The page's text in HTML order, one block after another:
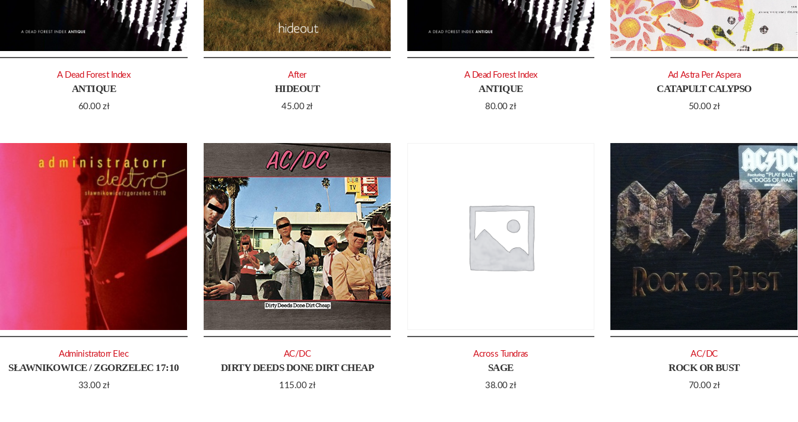
ANTIQUE
60.00zł
A Dead Forest Index
HIDEOUT
45.00 zł
After
ANTIQUE
80.00zł
A Dead Forest Index
CATAPULT CALYPSO
50.00zł
Ad Astra Per Aspera
SŁAWNIKOWICE / ZGORZELEC 17:10
33.00zł
Administratorr Elec
DIRTY DEEDS DONE DIRT CHEAP
115.00 zł
AC/DC
SAGE
38.00zł
Across Tundras
ROCK OR BUST
70.00zł
AC/DC